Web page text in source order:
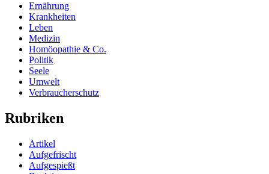
Ernährung
Krankheiten
Leben
Medizin
Homöopathie & Co.
Politik
Seele
Umwelt
Verbraucherschutz
Rubriken
Artikel
Aufgefrischt
Aufgespießt